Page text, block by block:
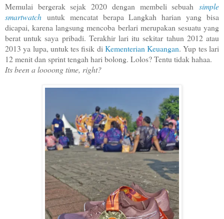
Memulai bergerak sejak 2020 dengan membeli sebuah simple
smartwatch untuk mencatat berapa Langkah harian yang bisa
dicapai, karena langsung mencoba berlari merupakan sesuatu yang
berat untuk saya pribadi. Terakhir lari itu sekitar tahun 2012 atau
2013 ya lupa, untuk tes fisik di Kementerian Keuangan. Yup tes lari
12 menit dan sprint tengah hari bolong. Lolos? Tentu tidak hahaa.
Its been a loooong time, right?